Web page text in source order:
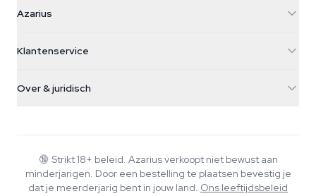
Galvaniweg 11
Nederland
+31(0)204897914
Azarius
Smokeshop
Klantenservice
Retourbeleid
Veelgestelde vragen
Privacybeleid
Over & juridisch
Wiki
Muziek
🔞 Strikt 18+ beleid. Azarius verkoopt niet bewust aan
minderjarigen. Door een bestelling te plaatsen bevestig je
dat je meerderjarig bent in jouw land. Ons leeftijdsbeleid